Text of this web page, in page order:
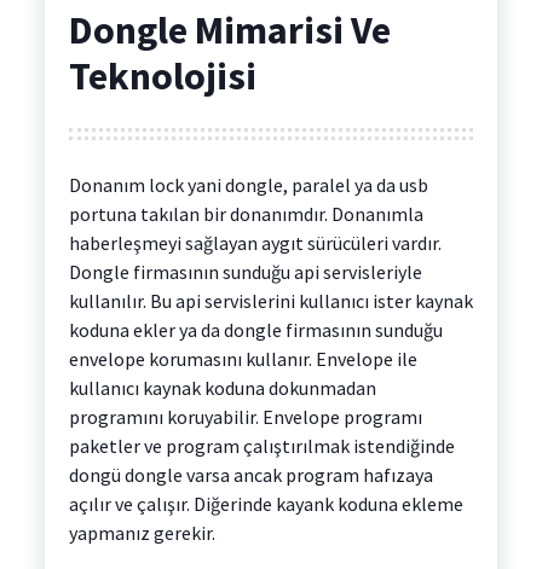
Dongle Mimarisi Ve
Teknolojisi
Donanım lock yani dongle, paralel ya da usb
portuna takılan bir donanımdır. Donanımla
haberleşmeyi sağlayan aygıt sürücüleri vardır.
Dongle firmasının sunduğu api servisleriyle
kullanılır. Bu api servislerini kullanıcı ister kaynak
koduna ekler ya da dongle firmasının sunduğu
envelope korumasını kullanır. Envelope ile
kullanıcı kaynak koduna dokunmadan
programını koruyabilir. Envelope programı
paketler ve program çalıştırılmak istendiğinde
dongü dongle varsa ancak program hafızaya
açılır ve çalışır. Diğerinde kayank koduna ekleme
yapmanız gerekir.